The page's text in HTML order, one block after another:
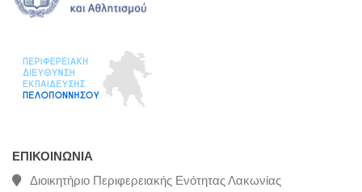
ΕΠΙΚΟΙΝΩΝΊΑ
Διοικητήριο Περιφερειακής Ενότητας Λακωνίας